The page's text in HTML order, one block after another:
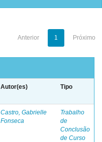
Anterior 1 Próximo
Autor(es) Tipo
Castro, Gabrielle
Fonseca
Trabalho
de
Conclusão
de Curso